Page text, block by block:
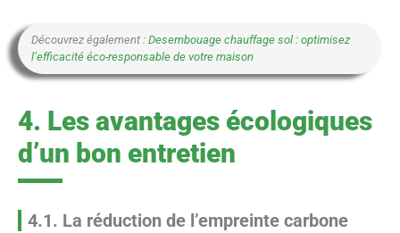
Découvrez également : Desembouage chauffage sol : optimisez
l’efficacité éco-responsable de votre maison
4. Les avantages écologiques
d’un bon entretien
4.1. La réduction de l’empreinte carbone